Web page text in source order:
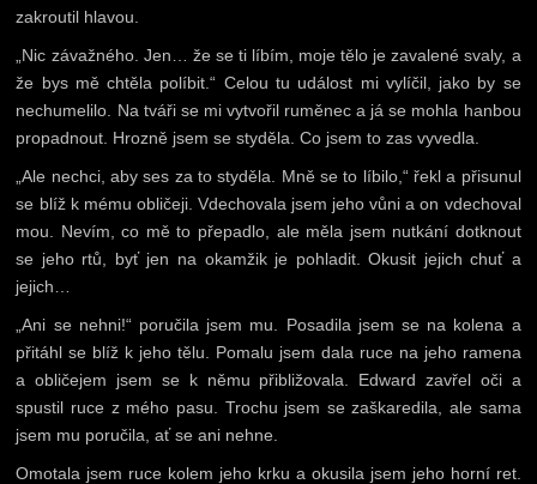
zakroutil hlavou.
„Nic závažného. Jen… že se ti líbím, moje tělo je zavalené svaly, a
že bys mě chtěla políbit.“ Celou tu událost mi vylíčil, jako by se
nechumelilo. Na tváři se mi vytvořil ruměnec a já se mohla hanbou
propadnout. Hrozně jsem se styděla. Co jsem to zas vyvedla.
„Ale nechci, aby ses za to styděla. Mně se to líbilo,“ řekl a přisunul
se blíž k mému obličeji. Vdechovala jsem jeho vůni a on vdechoval
mou. Nevím, co mě to přepadlo, ale měla jsem nutkání dotknout
se jeho rtů, byť jen na okamžik je pohladit. Okusit jejich chuť a
jejich…
„Ani se nehni!“ poručila jsem mu. Posadila jsem se na kolena a
přitáhl se blíž k jeho tělu. Pomalu jsem dala ruce na jeho ramena
a obličejem jsem se k němu přibližovala. Edward zavřel oči a
spustil ruce z mého pasu. Trochu jsem se zaškaredila, ale sama
jsem mu poručila, ať se ani nehne.
Omotala jsem ruce kolem jeho krku a okusila jsem jeho horní ret.